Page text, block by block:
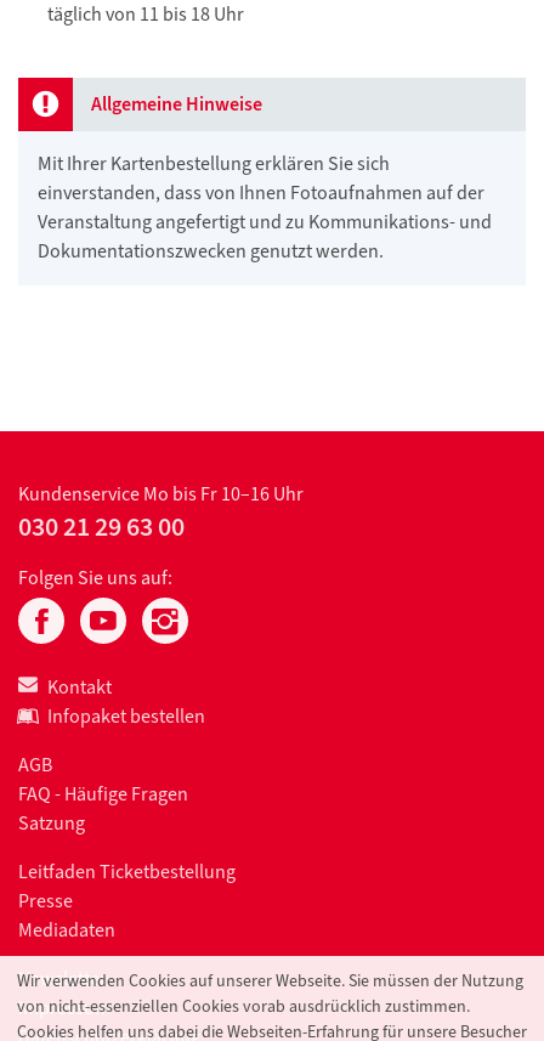
täglich von 11 bis 18 Uhr
Allgemeine Hinweise
Mit Ihrer Kartenbestellung erklären Sie sich
einverstanden, dass von Ihnen Fotoaufnahmen auf der
Veranstaltung angefertigt und zu Kommunikations- und
Dokumentationszwecken genutzt werden.
KundenserviceMo bis Fr 10–16 Uhr
030 21 29 63 00
Folgen Sie uns auf:
Kontakt
Infopaket bestellen
AGB
FAQ - Häufige Fragen
Satzung
Leitfaden Ticketbestellung
Presse
Mediadaten
Newsletter
Impressum
Wir verwenden Cookies auf unserer Webseite. Sie müssen der Nutzung
von nicht-essenziellen Cookies vorab ausdrücklich zustimmen.
Cookies helfen uns dabei die Webseiten-Erfahrung für unsere Besucher